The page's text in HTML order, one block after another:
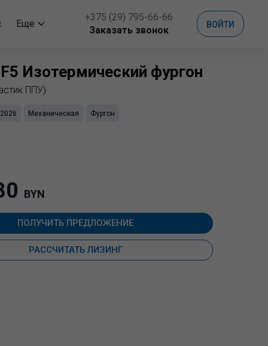
Еще
+375 (29) 795-66-66
Заказать звонок
ВОЙТИ
Изотермический фургон
ППУ)
2026 Механическая Фургон
BYN
ПОЛУЧИТЬ ПРЕДЛОЖЕНИЕ
РАССЧИТАТЬ ЛИЗИНГ